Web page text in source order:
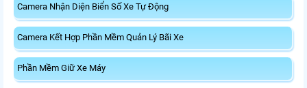
Camera Nhận Diện Biển Số Xe Tự Động
Camera Kết Hợp Phần Mềm Quản Lý Bãi Xe
Phần Mềm Giữ Xe Máy